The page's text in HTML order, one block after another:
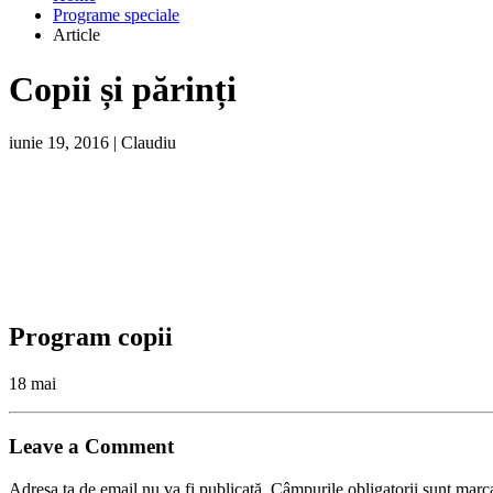
Programe speciale
Article
Copii și părinți
iunie 19, 2016 | Claudiu
Program copii
18 mai
Leave a Comment
Adresa ta de email nu va fi publicată. Câmpurile obligatorii sunt